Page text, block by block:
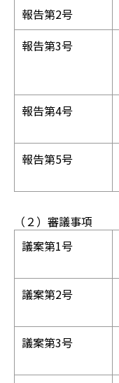
報告第2号
報告第3号
報告第4号
報告第5号
（２）審議事項
議案第1号
議案第2号
議案第3号